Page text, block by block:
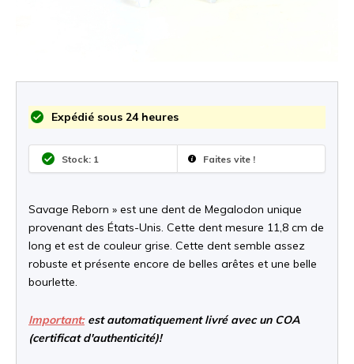
Expédié sous 24 heures
Stock: 1 Faites vite !
Savage Reborn » est une dent de Megalodon unique
provenant des États-Unis. Cette dent mesure 11,8 cm de
long et est de couleur grise. Cette dent semble assez
robuste et présente encore de belles arêtes et une belle
bourlette.
Important:est automatiquement livré avec un COA
(certificat d'authenticité)!